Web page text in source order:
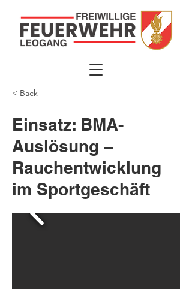
< Back
Einsatz: BMA-
Auslösung –
Rauchentwicklung
im Sportgeschäft